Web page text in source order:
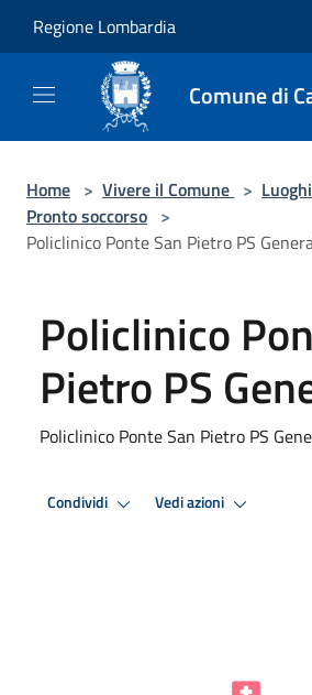
Regione Lombardia
Comune di
Home > Vivere il Comune > Luoghi
Pronto soccorso >
Policlinico Ponte San Pietro PS
Policlinico
Pietro PS
Policlinico Ponte San Pietro PS
Condividi Vedi azioni